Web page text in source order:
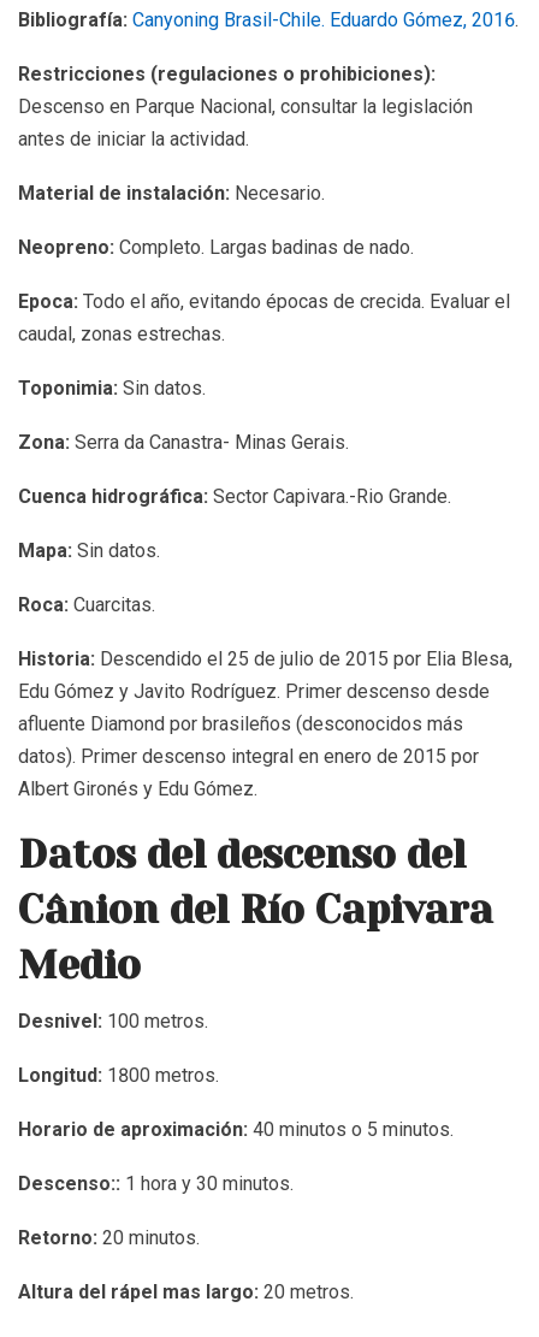
Bibliografía: Canyoning Brasil-Chile. Eduardo Gómez, 2016.
Restricciones (regulaciones o prohibiciones):
Descenso en Parque Nacional, consultar la legislación
antes de iniciar la actividad.
Material de instalación: Necesario.
Neopreno: Completo. Largas badinas de nado.
Epoca: Todo el año, evitando épocas de crecida. Evaluar el
caudal, zonas estrechas.
Toponimia: Sin datos.
Zona: Serra da Canastra- Minas Gerais.
Cuenca hidrográfica: Sector Capivara.-Rio Grande.
Mapa: Sin datos.
Roca: Cuarcitas.
Historia: Descendido el 25 de julio de 2015 por Elia Blesa,
Edu Gómez y Javito Rodríguez. Primer descenso desde
afluente Diamond por brasileños (desconocidos más
datos). Primer descenso integral en enero de 2015 por
Albert Gironés y Edu Gómez.
Datos del descenso del
Cânion del Río Capivara
Medio
Desnivel: 100 metros.
Longitud: 1800 metros.
Horario de aproximación: 40 minutos o 5 minutos.
Descenso:: 1 hora y 30 minutos.
Retorno: 20 minutos.
Altura del rápel mas largo: 20 metros.